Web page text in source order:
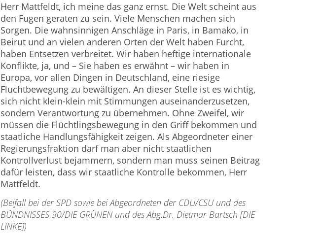
Herr Mattfeldt, ich meine das ganz ernst. Die Welt scheint aus
den Fugen geraten zu sein. Viele Menschen machen sich
Sorgen. Die wahnsinnigen Anschläge in Pa­ris, in Bamako, in
Beirut und an vielen anderen Orten der Welt haben Furcht,
haben Entsetzen verbreitet. Wir haben heftige internationale
Konflikte, ja, und – Sie ha­ben es erwähnt – wir haben in
Europa, vor allen Dingen in Deutschland, eine riesige
Fluchtbewegung zu bewälti­gen. An dieser Stelle ist es wichtig,
sich nicht klein-klein mit Stimmungen auseinanderzusetzen,
sondern Verant­wortung zu übernehmen. Ohne Zweifel, wir
müssen die Flüchtlingsbewegung in den Griff bekommen und
staat­liche Handlungsfähigkeit zeigen. Als Abgeordneter einer
Regierungsfraktion darf man aber nicht staatlichen
Kontrollverlust bejammern, sondern man muss seinen Bei­trag
dafür leisten, dass wir staatliche Kontrolle bekom­men, Herr
Mattfeldt.
(Beifall bei der SPD sowie bei Abgeordneten der CDU/CSU und des
BÜNDNISSES 90/DIE GRÜNEN und des Abg.Dr. Dietmar Bartsch [DIE
LINKE])